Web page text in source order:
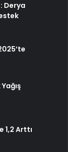
Derya
1,2 Arttı